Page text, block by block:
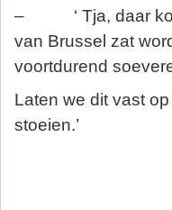
– ‘ Tja, daar komt
van Brussel zat
voortdurend
Laten we dit vast
stoeien.’